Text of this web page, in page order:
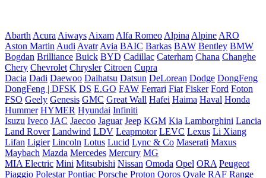
Abarth Acura Aiways Aixam Alfa Romeo Alpina Alpine ARO
Aston Martin Audi Avatr Avia BAIC Barkas BAW Bentley BMW
Bogdan Brilliance Buick BYD Cadillac Caterham Chana Changhe
Chery Chevrolet Chrysler Citroen Cupra
Dacia Dadi Daewoo Daihatsu Datsun DeLorean Dodge DongFeng
DongFeng | DFSK DS E.GO FAW Ferrari Fiat Fisker Ford Foton
FSO Geely Genesis GMC Great Wall Hafei Haima Haval Honda
Hummer HYMER Hyundai Infiniti
Isuzu Iveco JAC Jaecoo Jaguar Jeep KGM Kia Lamborghini Lancia
Land Rover Landwind LDV Leapmotor LEVC Lexus Li Xiang
Lifan Ligier Lincoln Lotus Lucid Lync & Co Maserati Maxus
Maybach Mazda Mercedes Mercury MG
MIA Electric Mini Mitsubishi Nissan Omoda Opel ORA Peugeot
Piaggio Polestar Pontiac Porsche Proton Qoros Qvale RAF Range